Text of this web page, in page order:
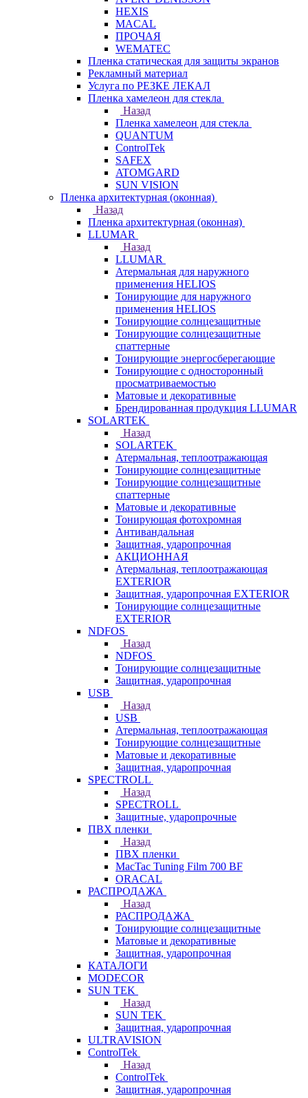
HEXIS
MACAL
ПРОЧАЯ
WEMATEC
Пленка статическая для защиты экранов
Рекламный материал
Услуга по РЕЗКЕ ЛЕКАЛ
Пленка хамелеон для стекла
Назад
Пленка хамелеон для стекла
QUANTUM
ControlTek
SAFEX
ATOMGARD
SUN VISION
Пленка архитектурная (оконная)
Назад
Пленка архитектурная (оконная)
LLUMAR
Назад
LLUMAR
Атермальная для наружного
применения HELIOS
Тонирующие для наружного
применения HELIOS
Тонирующие солнцезащитные
Тонирующие солнцезащитные
спаттерные
Тонирующие энергосберегающие
Тонирующие с односторонный
просматриваемостью
Матовые и декоративные
Брендированная продукция LLUMAR
SOLARTEK
Назад
SOLARTEK
Атермальная, теплоотражающая
Тонирующие солнцезащитные
Тонирующие солнцезащитные
спаттерные
Матовые и декоративные
Тонирующая фотохромная
Антивандальная
Защитная, ударопрочная
АКЦИОННАЯ
Атермальная, теплоотражающая
EXTERIOR
Защитная, ударопрочная EXTERIOR
Тонирующие солнцезащитные
EXTERIOR
NDFOS
Назад
NDFOS
Тонирующие солнцезащитные
Защитная, ударопрочная
USB
Назад
USB
Атермальная, теплоотражающая
Тонирующие солнцезащитные
Матовые и декоративные
Защитная, ударопрочная
SPECTROLL
Назад
SPECTROLL
Защитные, ударопрочные
ПВХ пленки
Назад
ПВХ пленки
MacTac Tuning Film 700 BF
ORACAL
РАСПРОДАЖА
Назад
РАСПРОДАЖА
Тонирующие солнцезащитные
Матовые и декоративные
Защитная, ударопрочная
КАТАЛОГИ
MODECOR
SUN TEK
Назад
SUN TEK
Защитная, ударопрочная
ULTRAVISION
ControlTek
Назад
ControlTek
Защитная, ударопрочная